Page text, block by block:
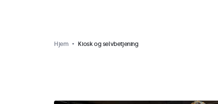
Hjem Kiosk og selvbetjening